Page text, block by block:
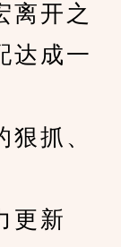
离开之
达成一
抓、
新